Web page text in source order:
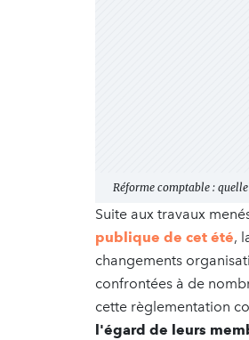
Réforme comptable :
Suite aux travaux
publique de cet été,
changements
confrontées à de
cette règlementation
l'égard de leurs